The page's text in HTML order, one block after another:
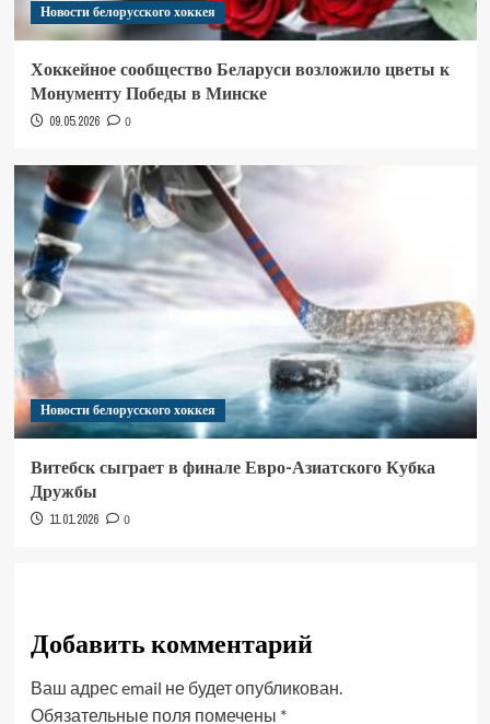
Новости белорусского хоккея
Хоккейное сообщество Беларуси возложило цветы к
Монументу Победы в Минске
09.05.2026 0
Новости белорусского хоккея
Витебск сыграет в финале Евро-Азиатского Кубка
Дружбы
11.01.2026 0
Добавить комментарий
Ваш адрес email не будет опубликован.
Обязательные поля помечены *